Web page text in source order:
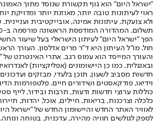
"ישראל היום" הוא גוף תקשורת שנוסד מתוך
ראוי לעיתונות טובה יותר, מאוזנת יותר ומדויקת
ולא צועקת. עיתונות אמינה, אובייקטיבית
הפך "ישראל היום" לעיתון הישראלי בעל שיעור
חול. מו"ל העיתון היא ד"ר מרים אדלסון. העורך
והעורך המייסד הוא עמוס רגב. אתרי האינטרנט של
חדשות מסביב לשעון, תוכן בלעדי, מבזקים
וידיאו, פודקאסטים ושידורים חיים. פלטפורמות
כוללות ערוצי חדשות ודעות, תרבות ובידור, לייף
לאוויר האתר החדש והיישומון החדש של "ישראל
לספק לגולשים חוויה מהירה, עדכנית, בטוחה